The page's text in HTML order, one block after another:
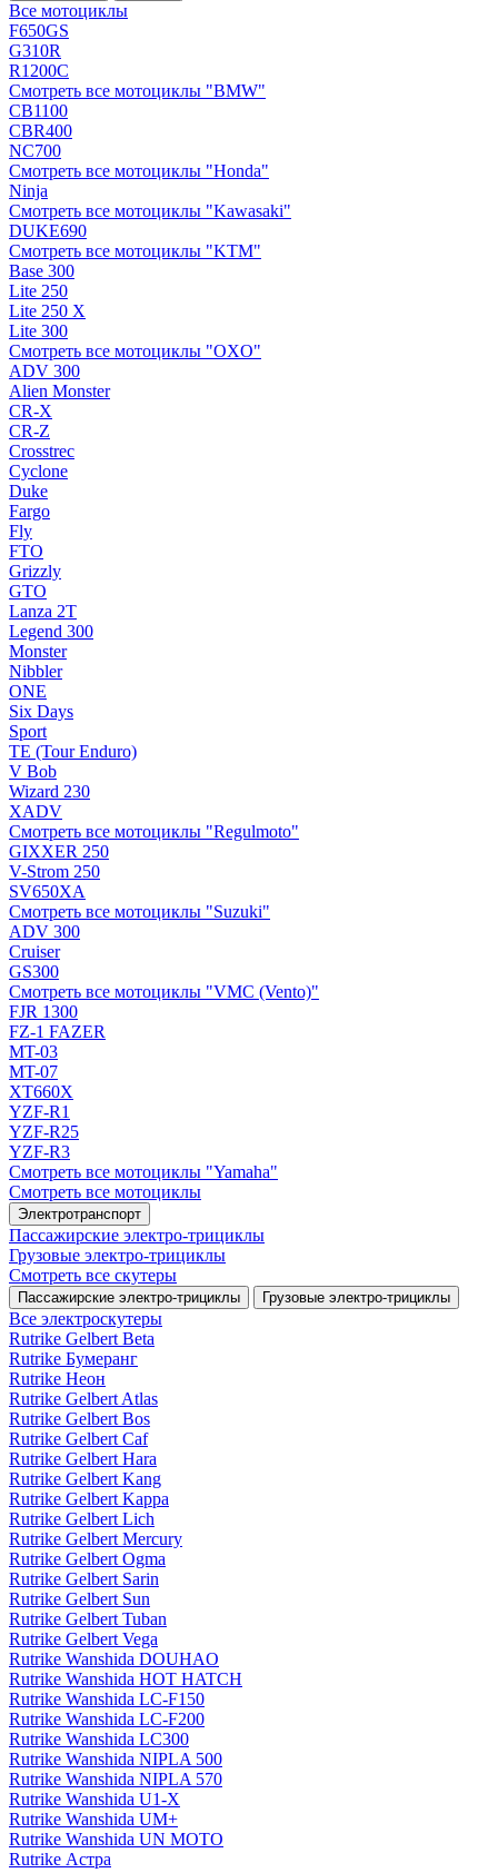
Все мотоциклы
F650GS
G310R
R1200C
Смотреть все мотоциклы "BMW"
CB1100
CBR400
NC700
Смотреть все мотоциклы "Honda"
Ninja
Смотреть все мотоциклы "Kawasaki"
DUKE690
Смотреть все мотоциклы "KTM"
Base 300
Lite 250
Lite 250 X
Lite 300
Смотреть все мотоциклы "OXO"
ADV 300
Alien Monster
CR-X
CR-Z
Crosstrec
Cyclone
Duke
Fargo
Fly
FTO
Grizzly
GTO
Lanza 2T
Legend 300
Monster
Nibbler
ONE
Six Days
Sport
TE (Tour Enduro)
V Bob
Wizard 230
XADV
Смотреть все мотоциклы "Regulmoto"
GIXXER 250
V-Strom 250
SV650XA
Смотреть все мотоциклы "Suzuki"
ADV 300
Cruiser
GS300
Смотреть все мотоциклы "VMC (Vento)"
FJR 1300
FZ-1 FAZER
MT-03
MT-07
XT660X
YZF-R1
YZF-R25
YZF-R3
Смотреть все мотоциклы "Yamaha"
Смотреть все мотоциклы
Электротранспорт
Пассажирские электро‑трициклы
Грузовые электро‑трициклы
Смотреть все скутеры
Пассажирские электро‑трициклы Грузовые электро‑трициклы
Все электро­скутеры
Rutrike Gelbert Beta
Rutrike Бумеранг
Rutrike Неон
Rutrike Gelbert Atlas
Rutrike Gelbert Bos
Rutrike Gelbert Caf
Rutrike Gelbert Hara
Rutrike Gelbert Kang
Rutrike Gelbert Kappa
Rutrike Gelbert Lich
Rutrike Gelbert Mercury
Rutrike Gelbert Ogma
Rutrike Gelbert Sarin
Rutrike Gelbert Sun
Rutrike Gelbert Tuban
Rutrike Gelbert Vega
Rutrike Wanshida DOUHAO
Rutrike Wanshida HOT HATCH
Rutrike Wanshida LC-F150
Rutrike Wanshida LC-F200
Rutrike Wanshida LC300
Rutrike Wanshida NIPLA 500
Rutrike Wanshida NIPLA 570
Rutrike Wanshida U1-X
Rutrike Wanshida UM+
Rutrike Wanshida UN MOTO
Rutrike Астра